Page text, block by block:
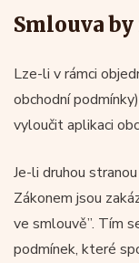
Smlouva
Lze-li v rámci
obchodní
vyloučit aplikaci
Je-li druhou
Zákonem jsou
ve smlouvě”. Tím
podmínek, které